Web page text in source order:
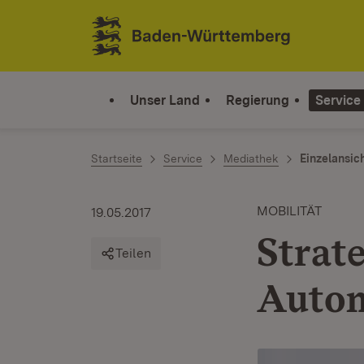
Zum Inhalt springen
Link zur Startseite
Unser Land Regierung Service
Startseite Service Mediathek
MOBILITÄT
19.05.2017
Teilen